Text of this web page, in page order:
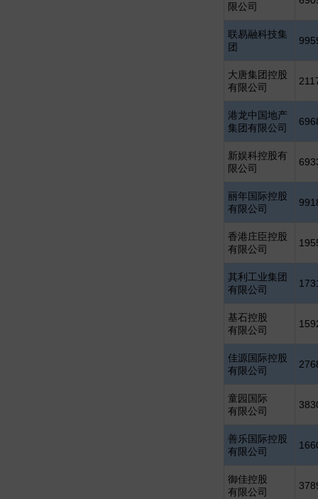
限公司
联易融科技集
团
大唐集团控股
有限公司
港龙中国地产
集团有限公司
新娱科控股有
限公司
丽年国际控股
有限公司
香港庄臣控股
有限公司
其利工业集团
有限公司
基石控股
有限公司
佳源国际控股
有限公司
童园国际
有限公司
善乐国际控股
有限公司
御佳控股
有限公司